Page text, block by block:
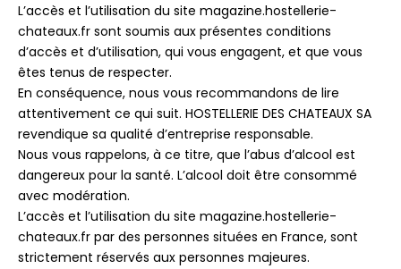
L’accès et l’utilisation du site magazine.hostellerie-
chateaux.fr sont soumis aux présentes conditions
d’accès et d’utilisation, qui vous engagent, et que vous
êtes tenus de respecter.
En conséquence, nous vous recommandons de lire
attentivement ce qui suit. HOSTELLERIE DES CHATEAUX SA
revendique sa qualité d’entreprise responsable.
Nous vous rappelons, à ce titre, que l’abus d’alcool est
dangereux pour la santé. L’alcool doit être consommé
avec modération.
L’accès et l’utilisation du site magazine.hostellerie-
chateaux.fr par des personnes situées en France, sont
strictement réservés aux personnes majeures.